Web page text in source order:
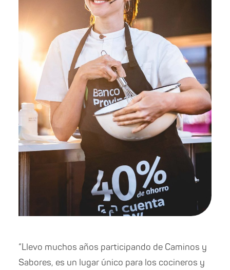
“Llevo muchos años participando de Caminos y
Sabores, es un lugar único para los cocineros y